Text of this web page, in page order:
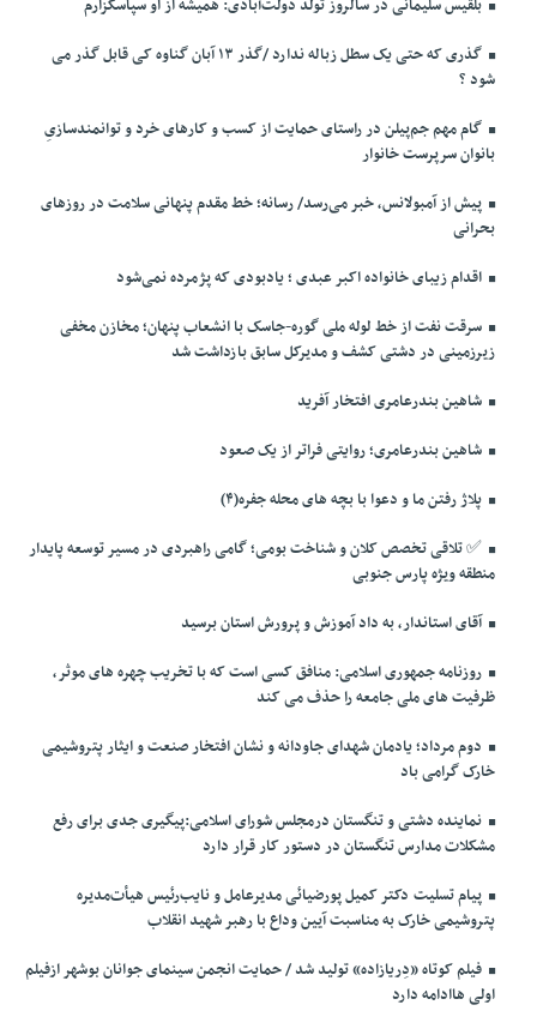
بلقیس سلیمانی در سالروز تولد دولت‌آبادی: همیشه از او سپاسگزارم
گذری که حتی یک سطل زباله ندارد /گذر ۱۳ آبان گناوه کی قابل گذر می
شود ؟
گام مهم جم‌پیلن در راستای حمایت از کسب و کارهای خرد و توانمندسازیِ
بانوان سرپرست خانوار
پیش از آمبولانس، خبر می‌رسد/ رسانه؛ خط مقدم پنهانی سلامت در روزهای
بحرانی
اقدام زیبای خانواده اکبر عبدی ؛ یادبودی که پژمرده نمی‌شود
سرقت نفت از خط لوله ملی گوره-جاسک با انشعاب پنهان؛ مخازن مخفی
زیرزمینی در دشتی کشف و مدیرکل سابق بازداشت شد
شاهین بندرعامری افتخار آفرید
شاهین بندرعامری؛ روایتی فراتر از یک صعود
پلاژ رفتن ما و دعوا با بچه های محله جفره(۴)
✅️ تلاقی تخصص کلان و شناخت بومی؛ گامی راهبردی در مسیر توسعه پایدار
منطقه ویژه پارس جنوبی
آقای استاندار، به داد آموزش و پرورش استان برسید
روزنامه جمهوری اسلامی: منافق کسی است که با تخریب چهره های موثر،
ظرفیت های ملی جامعه را حذف می کند
دوم مرداد؛ یادمان شهدای جاودانه و نشان افتخار صنعت و ایثار پتروشیمی
خارک گرامی باد
نماینده دشتی و تنگستان درمجلس شورای اسلامی:پیگیری جدی برای رفع
مشکلات مدارس تنگستان در دستور کار قرار دارد
پیام تسلیت دکتر کمیل پورضیائی مدیرعامل و نایب‌رئیس هیأت‌مدیره
پتروشیمی خارک به مناسبت آیین وداع با رهبر شهید انقلاب
فیلم کوتاه «دِریازاده» تولید شد / حمایت انجمن سینمای جوانان بوشهر ازفیلم
اولی هاادامه دارد